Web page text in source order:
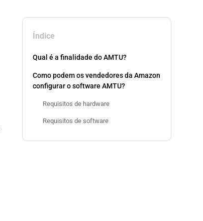
Índice
Qual é a finalidade do AMTU?
Como podem os vendedores da Amazon
configurar o software AMTU?
Requisitos de hardware
Requisitos de software